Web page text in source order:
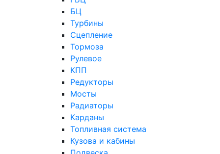
БЦ
Турбины
Сцепление
Тормоза
Рулевое
КПП
Редукторы
Мосты
Радиаторы
Карданы
Топливная система
Кузова и кабины